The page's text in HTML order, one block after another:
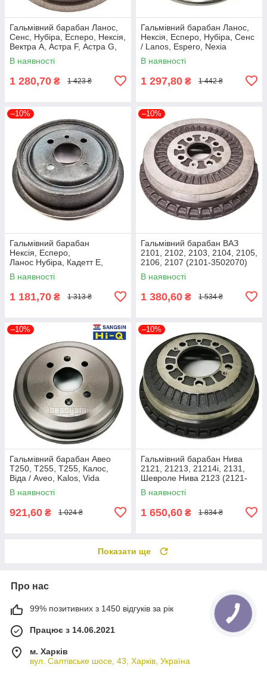
Гальмівний барабан Ланос,
Сенс, Нубіра, Есперо, Нексія,
Вектра А, Астра F, Астра G,
Кадетт Е, Комбо, Аскона С
(568057) TRW DB4002
В наявності
1 280,70 ₴ 1 423 ₴
Гальмівний барабан Ланос,
Нексія, Есперо, Нубіра, Сенс
/ Lanos, Espero, Nexia
(96193771) Sangsin Hi-Q
SD3036
В наявності
1 297,80 ₴ 1 442 ₴
–10%
Гальмівний барабан
Нексія, Есперо,
Ланос Нубіра, Кадетт E,
Вектра A, Комбо (95175281)
Bosch 0986477018
В наявності
1 181,70 ₴ 1 313 ₴
–10%
Гальмівний барабан ВАЗ
2101, 2102, 2103, 2104, 2105,
2106, 2107 (2101-3502070)
Rider RD.2101-3502070
В наявності
1 380,60 ₴ 1 534 ₴
–10%
Гальмівний барабан Авео
Т250, Т255, Т255, Калос,
Віда / Aveo, Kalos, Vida
(96470999) Sangsin Hi-Q
SD3054
В наявності
921,60 ₴ 1 024 ₴
–10%
Гальмівний барабан Нива
2121, 21213, 21214i, 2131,
Шевроле Нива 2123 (2121-
3502070) Rider RD.2121-
3502070
В наявності
1 650,60 ₴ 1 834 ₴
Показати ще
Про нас
99% позитивних з 1450 відгуків за рік
Працює з 14.06.2021
м. Харків
вул. Салтівське шосе, 43, Харків, Україна